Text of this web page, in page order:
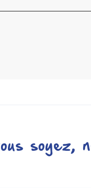
soyez,